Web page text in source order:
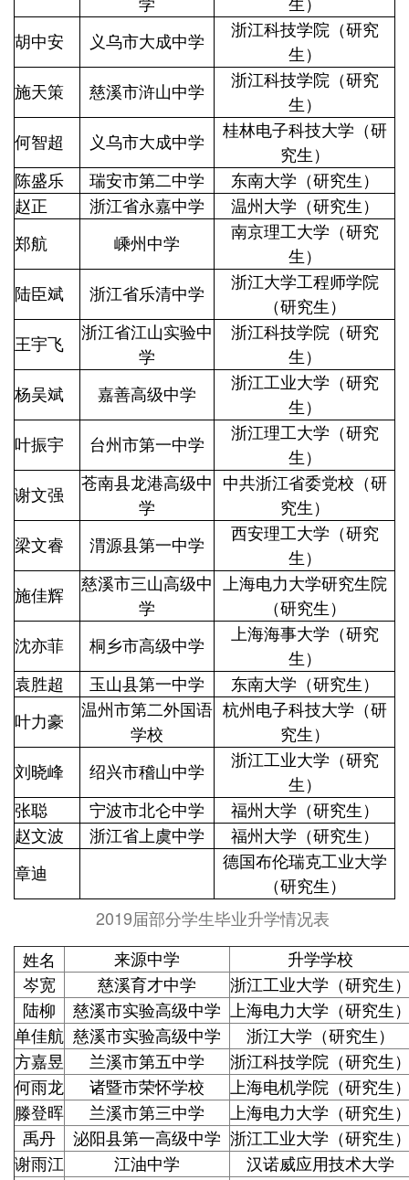
学 生）
胡中安 义乌市大成中学
浙江科技学院（研究
生）
施天策 慈溪市浒山中学
浙江科技学院（研究
生）
何智超 义乌市大成中学
桂林电子科技大学（研
究生）
陈盛乐
瑞安市第二中学
东南大学（研究生）
赵正
浙江省永嘉中学 温州大学（研究生）
郑航 嵊州中学
南京理工大学（研究
生）
陆臣斌 浙江省乐清中学
浙江大学工程师学院
（研究生）
王宇飞
浙江省江山实验中
学
浙江科技学院（研究
生）
杨吴斌 嘉善高级中学
浙江工业大学（研究
生）
叶振宇 台州市第一中学
浙江理工大学（研究
生）
谢文强
苍南县龙港高级中
学
中共浙江省委党校（研
究生）
梁文睿 渭源县第一中学
西安理工大学（研究
生）
施佳辉
慈溪市三山高级中
学
上海电力大学研究生院
（研究生）
沈亦菲 桐乡市高级中学
上海海事大学（研究
生）
袁胜超
玉山县第一中学 东南大学（研究生）
叶力豪
温州市第二外国语
学校
杭州电子科技大学（研
究生）
刘晓峰 绍兴市稽山中学
浙江工业大学（研究
生）
张聪
宁波市北仑中学
福州大学（研究生）
赵文波
浙江省上虞中学 福州大学（研究生）
章迪
德国布伦瑞克工业大学
（研究生）
2019届部分学生毕业升学情况表
姓名
来源中学
升学学校
岑宽
慈溪育才中学
浙江工业大学（研究生
陆柳
慈溪市实验高级中学 上海电力大学（研究生
单佳航 慈溪市实验高级中学
浙江大学（研究生）
方嘉昱
兰溪市第五中学
浙江科技学院（研究生
何雨龙
诸暨市荣怀学校
上海电机学院（研究生
滕登晖
兰溪市第三中学
上海电力大学（研究生
禹丹
泌阳县第一高级中学 浙江工业大学（研究生
谢雨江
江油中学
汉诺威应用技术大学